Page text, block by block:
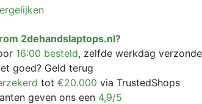
2dehandslaptops.nl?
16:00 besteld, zelfde werkdag
goed? Geld terug
tot €20.000 via TrustedShops
geven ons een 4,9/5